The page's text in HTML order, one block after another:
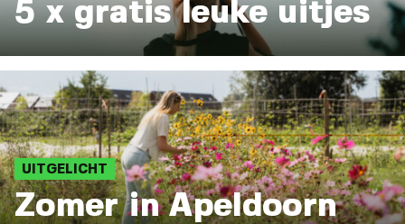
5 x gratis leuke uitjes
UITGELICHT
Zomer in Apeldoorn